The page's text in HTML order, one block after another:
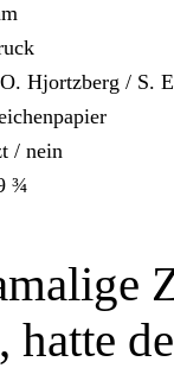
Hjortzberg / S.
/ nein
¾
hatte